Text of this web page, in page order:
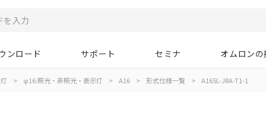
ンロード サポート セミナ オムロン
> φ16:照光・非照光・表示灯 > A16 > 形式仕様一覧 > A165L-JRA-T1-1